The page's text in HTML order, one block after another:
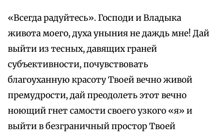
«Всегда радуйтесь». Господи и Владыка
живота моего, духа уныния не даждь мне! Дай
выйти из тесных, давящих граней
субъективности, почувствовать
благоуханную красоту Твоей вечно живой
премудрости, дай преодолеть этот вечно
ноющий гнет самости своего узкого «я» и
выйти в безграничный простор Твоей